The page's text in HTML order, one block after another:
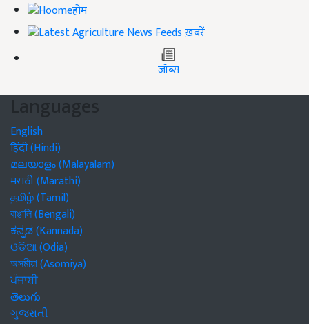
होम
ख़बरें
जॉब्स
Languages
English
हिंदी (Hindi)
മലയാളം (Malayalam)
मराठी (Marathi)
தமிழ் (Tamil)
বাঙালি (Bengali)
ಕನ್ನಡ (Kannada)
ଓଡିଆ (Odia)
অসমীয়া (Asomiya)
ਪੰਜਾਬੀ
తెలుగు
ગુજરાતી